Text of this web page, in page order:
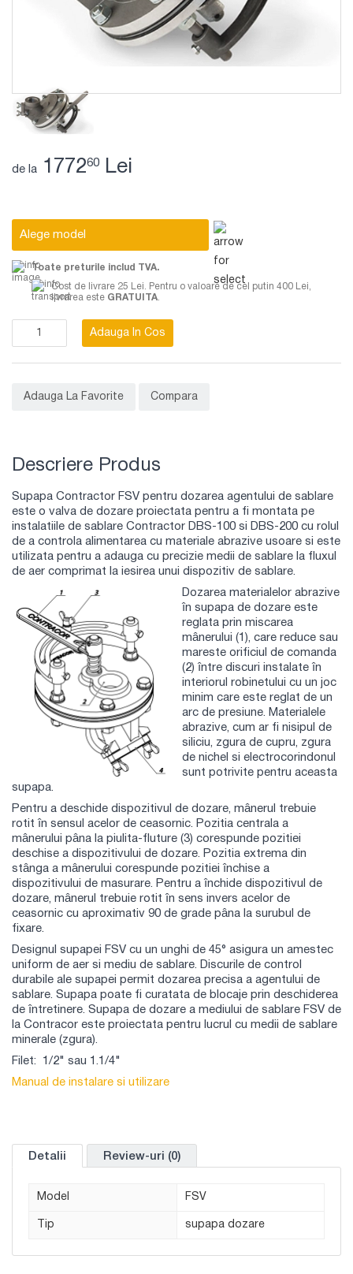
de la 177260 Lei
Alege model
Toate preturile includ TVA.
Cost de livrare 25 Lei. Pentru o valoare de cel putin 400 Lei,
livrarea este GRATUITA
Adauga In Cos
Adauga La Favorite Compara
Descriere Produs
Supapa Contractor FSV pentru dozarea agentului de sablare
este o valva de dozare proiectata pentru a fi montata pe
instalatiile de sablare Contractor DBS-100 si DBS-200 cu rolul
de a controla alimentarea cu materiale abrazive usoare si este
utilizata pentru a adauga cu precizie medii de sablare la fluxul
de aer comprimat la iesirea unui dispozitiv de sablare.
Dozarea materialelor abrazive
în supapa de dozare este
reglata prin miscarea
mânerului (1), care reduce sau
mareste orificiul de comanda
(2) între discuri instalate în
interiorul robinetului cu un joc
minim care este reglat de un
arc de presiune. Materialele
abrazive, cum ar fi nisipul de
siliciu, zgura de cupru, zgura
de nichel si electrocorindonul
sunt potrivite pentru aceasta
supapa.
Pentru a deschide dispozitivul de dozare, mânerul trebuie
rotit în sensul acelor de ceasornic. Pozitia centrala a
mânerului pâna la piulita-fluture (3) corespunde pozitiei
deschise a dispozitivului de dozare. Pozitia extrema din
stânga a mânerului corespunde pozitiei închise a
dispozitivului de masurare. Pentru a închide dispozitivul de
dozare, mânerul trebuie rotit în sens invers acelor de
ceasornic cu aproximativ 90 de grade pâna la surubul de
fixare.
Designul supapei FSV cu un unghi de 45° asigura un amestec
uniform de aer si mediu de sablare. Discurile de control
durabile ale supapei permit dozarea precisa a agentului de
sablare. Supapa poate fi curatata de blocaje prin deschiderea
de întretinere. Supapa de dozare a mediului de sablare FSV de
la Contracor este proiectata pentru lucrul cu medii de sablare
minerale (zgura).
Filet: 1/2" sau 1.1/4"
Manual de instalare si utilizare
Detalii Review-uri (0)
Model FSV
Tip supapa dozare